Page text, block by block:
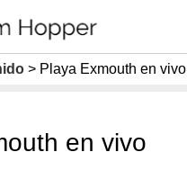
Playa Exmouth en vivo
en vivo